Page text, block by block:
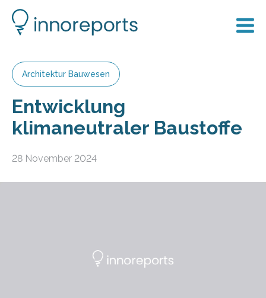
Architektur Bauwesen
Entwicklung
klimaneutraler Baustoffe
28 November 2024